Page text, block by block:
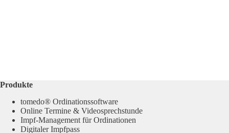
Produkte
tomedo® Ordinationssoftware
Online Termine & Videosprechstunde
Impf-Management für Ordinationen
Digitaler Impfpass